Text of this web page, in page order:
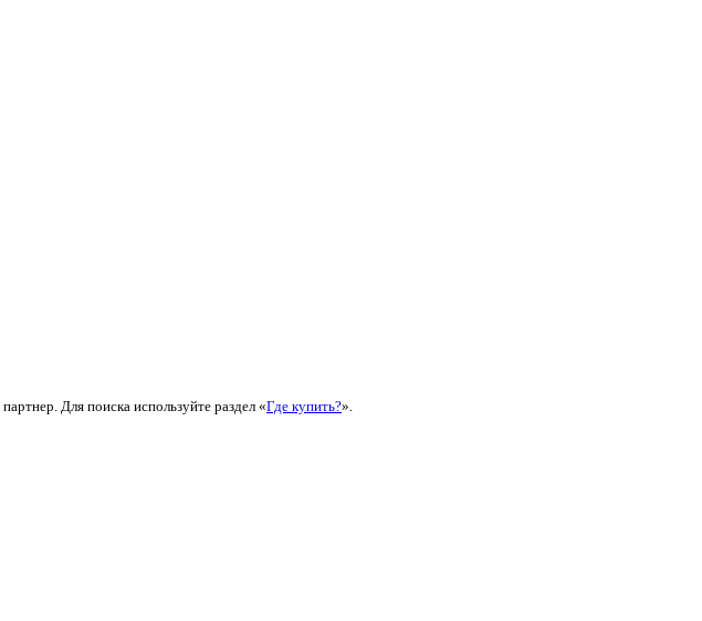
Для поиска используйте раздел «Где купить?».